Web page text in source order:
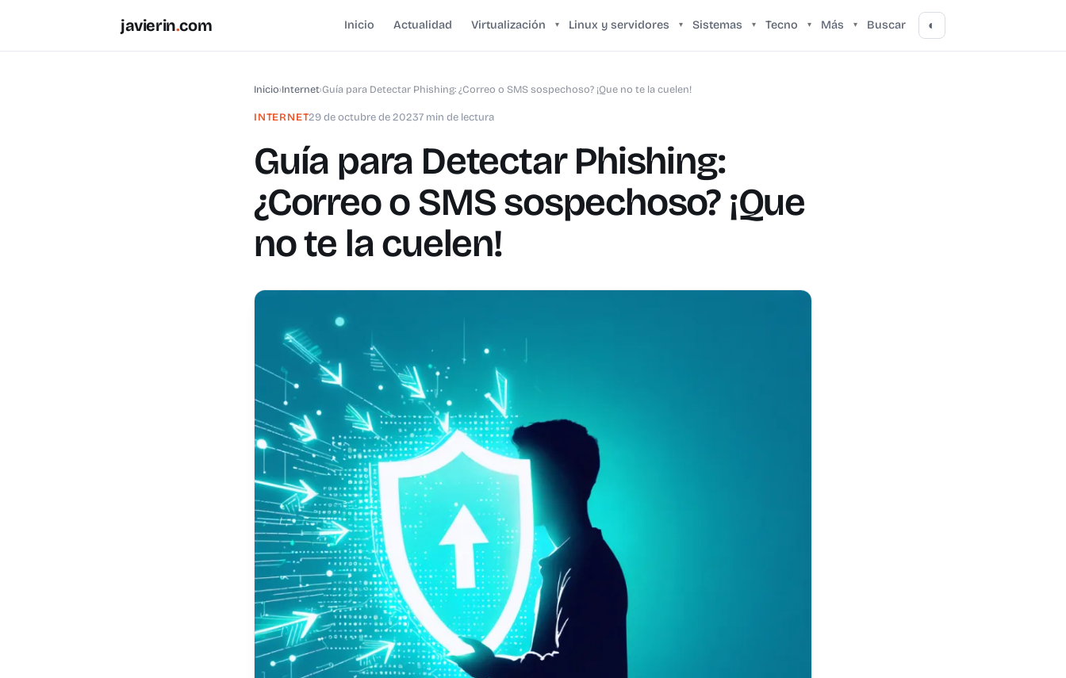
javierin.com Inicio Actualidad Virtualización ▾ Linux y servidores ▾ Sistemas ▾ Tecno ▾ Más ▾ Buscar ◐
Inicio›Internet›Guía para Detectar Phishing: ¿Correo o SMS sospechoso? ¡Que no te la cuelen!
INTERNET29 de octubre de 20237 min de lectura
Guía para Detectar Phishing:
¿Correo o SMS sospechoso? ¡Que
no te la cuelen!